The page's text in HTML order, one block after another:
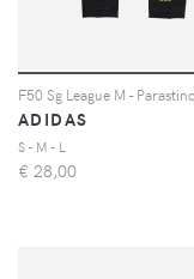
ADIDAS
S - M - L
€ 28,00